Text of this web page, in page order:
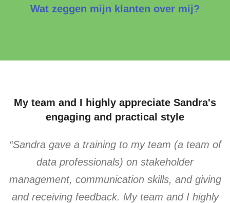
Wat zeggen mijn klanten over mij?
My team and I highly appreciate Sandra's
engaging and practical style
“Sandra gave a training to my team (a team of
data professionals) on stakeholder
management, communication skills, and giving
and receiving feedback. My team and I highly